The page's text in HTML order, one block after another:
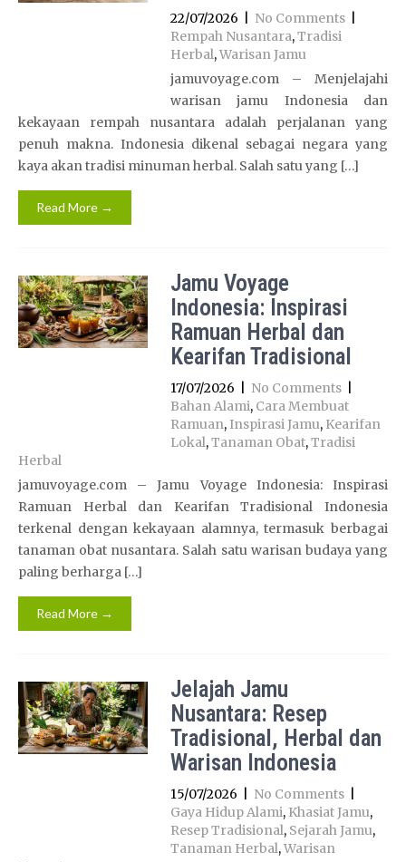
22/07/2026 No Comments
Rempah Nusantara,Tradisi
Herbal,Warisan Jamu
jamuvoyage.com – Menjelajahi
warisan jamu Indonesia dan
kekayaan rempah nusantara adalah perjalanan yang
penuh makna. Indonesia dikenal sebagai negara yang
kaya akan tradisi minuman herbal. Salah satu yang […]
Read More →
Jamu Voyage
Indonesia: Inspirasi
Ramuan Herbal dan
Kearifan Tradisional
17/07/2026 No Comments
Bahan Alami, Cara Membuat
Ramuan, Inspirasi Jamu, Kearifan
Lokal,Tanaman Obat,Tradisi
Herbal
jamuvoyage.com – Jamu Voyage Indonesia: Inspirasi
Ramuan Herbal dan Kearifan Tradisional Indonesia
terkenal dengan kekayaan alamnya, termasuk berbagai
tanaman obat nusantara. Salah satu warisan budaya yang
paling berharga […]
Read More →
Jelajah Jamu
Nusantara: Resep
Tradisional, Herbal dan
Warisan Indonesia
15/07/2026 No Comments
Gaya Hidup Alami, Khasiat Jamu,
Resep Tradisional, Sejarah Jamu,
Tanaman Herbal,Warisan